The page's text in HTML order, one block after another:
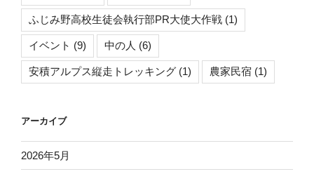
ふじみ野高校生徒会執行部PR大使大作戦 (1)
イベント (9) 中の人 (6)
安積アルプス縦走トレッキング (1) 農家民宿 (1)
アーカイブ
2026年5月